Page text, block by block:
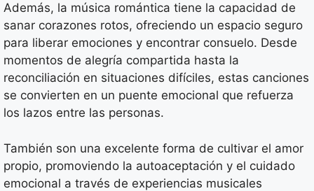
Además, la música romántica tiene la capacidad de
sanar corazones rotos, ofreciendo un espacio seguro
para liberar emociones y encontrar consuelo. Desde
momentos de alegría compartida hasta la
reconciliación en situaciones difíciles, estas canciones
se convierten en un puente emocional que refuerza
los lazos entre las personas.
También son una excelente forma de cultivar el amor
propio, promoviendo la autoaceptación y el cuidado
emocional a través de experiencias musicales